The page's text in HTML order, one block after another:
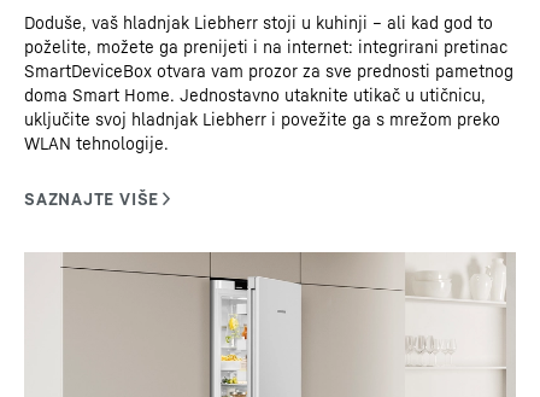
Doduše, vaš hladnjak Liebherr stoji u kuhinji – ali kad god to
poželite, možete ga prenijeti i na internet: integrirani pretinac
SmartDeviceBox otvara vam prozor za sve prednosti pametnog
doma Smart Home. Jednostavno utaknite utikač u utičnicu,
uključite svoj hladnjak Liebherr i povežite ga s mrežom preko
WLAN tehnologije.